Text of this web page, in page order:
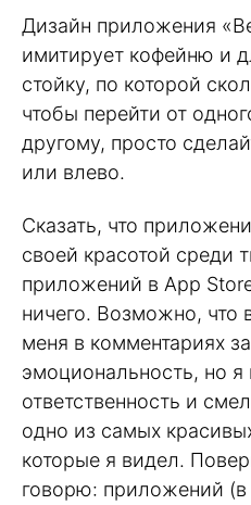
Дизайн приложения
имитирует кофейню и
стойку, по которой
чтобы перейти от
другому, просто
или влево.
Сказать, что
своей красотой среди
приложений в App
ничего. Возможно, что
меня в комментариях
эмоциональность, но я
ответственность и
одно из самых
которые я видел.
говорю: приложений (в